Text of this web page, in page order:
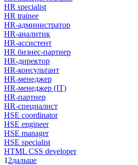
HR specialist
HR trainee
HR-администратор
HR-аналитик
HR-ассистент
HR бизнес-партнер
HR-директор
HR-консультант
HR-менеджер
HR-менеджер (IT)
HR-партнер
HR-специалист
HSE coordinator
HSE engineer
HSE manager
HSE specialist
HTML CSS developer
1 2дальше